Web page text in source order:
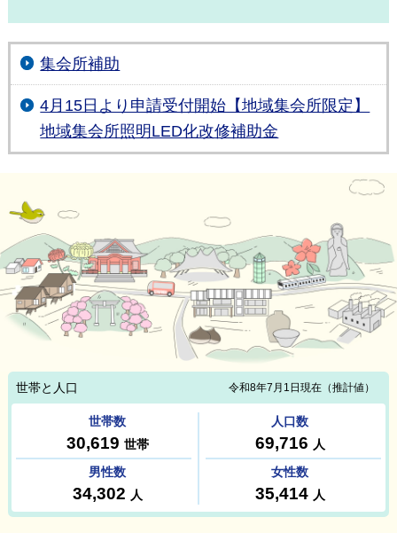
集会所補助
4月15日より申請受付開始【地域集会所限定】
地域集会所照明LED化改修補助金